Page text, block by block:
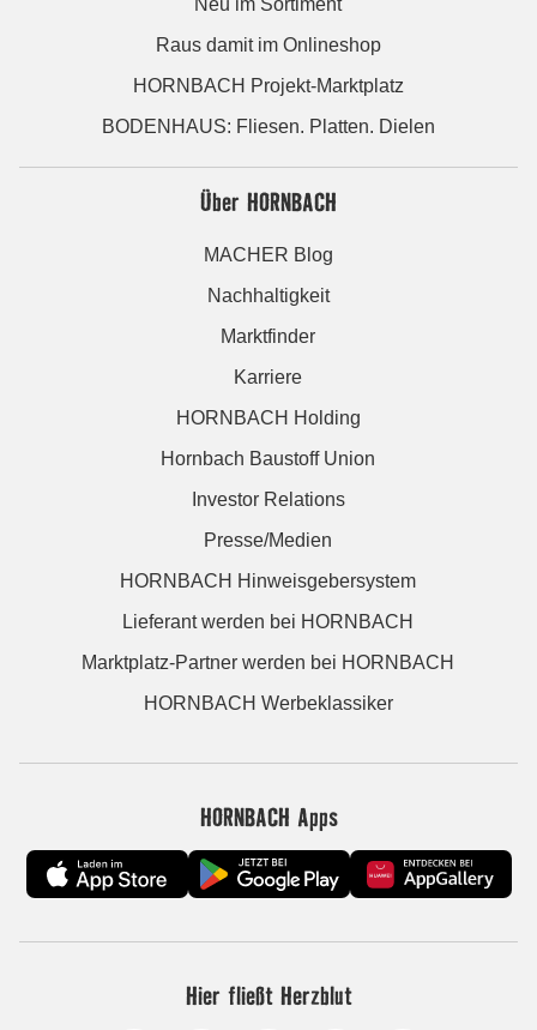
Neu im Sortiment
Raus damit im Onlineshop
HORNBACH Projekt-Marktplatz
BODENHAUS: Fliesen. Platten. Dielen
Über HORNBACH
MACHER Blog
Nachhaltigkeit
Marktfinder
Karriere
HORNBACH Holding
Hornbach Baustoff Union
Investor Relations
Presse/Medien
HORNBACH Hinweisgebersystem
Lieferant werden bei HORNBACH
Marktplatz-Partner werden bei HORNBACH
HORNBACH Werbeklassiker
HORNBACH Apps
Hier fließt Herzblut